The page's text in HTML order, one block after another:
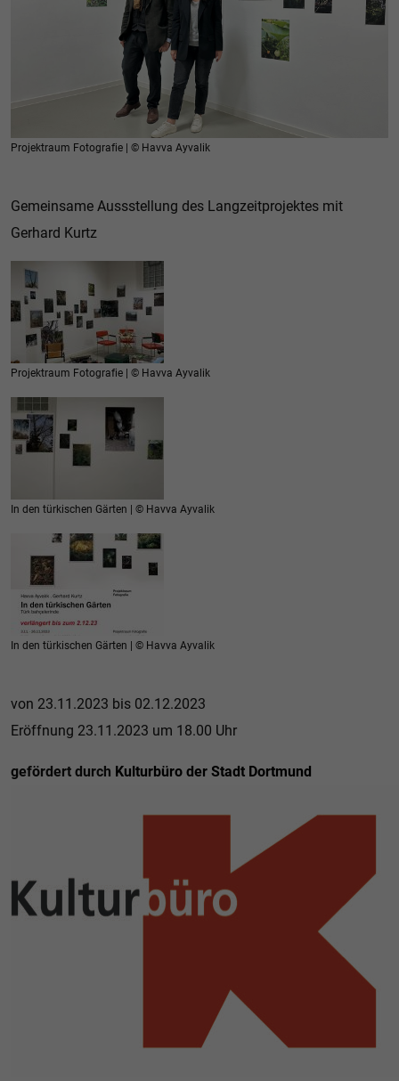
Projektraum Fotografie | © Havva Ayvalik
Gemeinsame Aussstellung des Langzeitprojektes mit
Gerhard Kurtz
Projektraum Fotografie | © Havva Ayvalik
In den türkischen Gärten | © Havva Ayvalik
In den türkischen Gärten | © Havva Ayvalik
von 23.11.2023 bis 02.12.2023
Eröffnung 23.11.2023 um 18.00 Uhr
gefördert durch Kulturbüro der Stadt Dortmund